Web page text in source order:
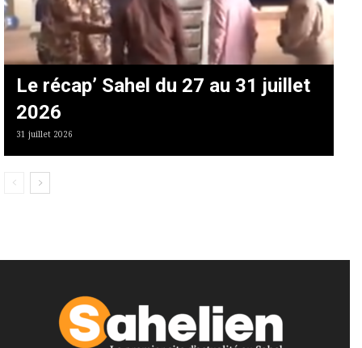
Le récap’ Sahel du 27 au 31 juillet
2026
31 juillet 2026